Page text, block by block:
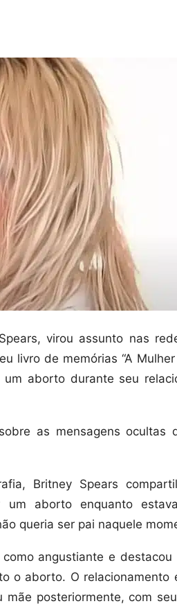
virou assunto nas
livro de memórias “A Mulher
aborto durante seu
as mensagens ocultas
Britney Spears
um aborto enquanto
queria ser pai naquele
angustiante e destacou
o aborto. O relacionamento
posteriormente, com